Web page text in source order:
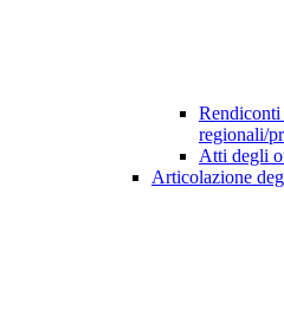
regionali/
Atti degli
Articolazione